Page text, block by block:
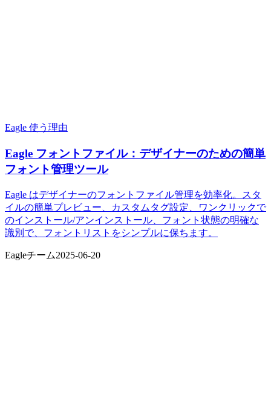
Eagle 使う理由
Eagle フォントファイル：デザイナーのための簡単
フォント管理ツール
Eagle はデザイナーのフォントファイル管理を効率化。スタ
イルの簡単プレビュー、カスタムタグ設定、ワンクリックで
のインストール/アンインストール、フォント状態の明確な
識別で、フォントリストをシンプルに保ちます。
Eagleチーム2025-06-20